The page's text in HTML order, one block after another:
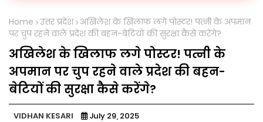
Home उत्तर प्रदेश अखिलेश के खिलाफ लगे पोस्टर! पत्नी के अपमान
पर चुप रहने वाले प्रदेश की बहन-बेटियों की सुरक्षा कैसे करेंगे?
अखिलेश के खिलाफ लगे पोस्टर! पत्नी के
अपमान पर चुप रहने वाले प्रदेश की बहन-
बेटियों की सुरक्षा कैसे करेंगे?
VIDHAN KESARI July 29, 2025